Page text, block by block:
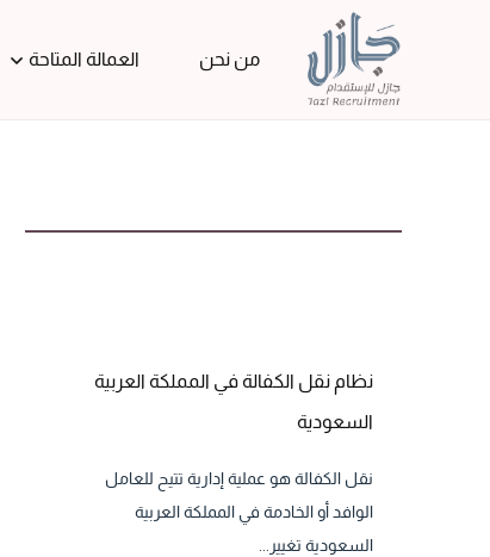
من نحن العمالة المتاحة
نظام نقل الكفالة في المملكة العربية
السعودية
نقل الكفالة هو عملية إدارية تتيح للعامل
الوافد أو الخادمة في المملكة العربية
السعودية تغيير...